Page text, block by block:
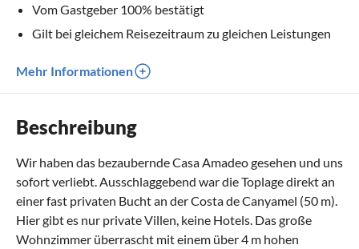
Vom Gastgeber 100% bestätigt
Gilt bei gleichem Reisezeitraum zu gleichen Leistungen
Mehr Informationen
Beschreibung
Wir haben das bezaubernde Casa Amadeo gesehen und uns
sofort verliebt. Ausschlaggebend war die Toplage direkt an
einer fast privaten Bucht an der Costa de Canyamel (50 m).
Hier gibt es nur private Villen, keine Hotels. Das große
Wohnzimmer überrascht mit einem über 4 m hohen